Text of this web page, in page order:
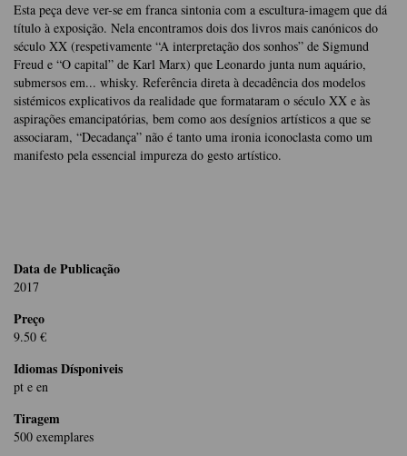
Esta peça deve ver-se em franca sintonia com a escultura-imagem que dá
título à exposição. Nela encontramos dois dos livros mais canónicos do
século XX (respetivamente “A interpretação dos sonhos” de Sigmund
Freud e “O capital” de Karl Marx) que Leonardo junta num aquário,
submersos em... whisky. Referência direta à decadência dos modelos
sistémicos explicativos da realidade que formataram o século XX e às
aspirações emancipatórias, bem como aos desígnios artísticos a que se
associaram, “Decadança” não é tanto uma ironia iconoclasta como um
manifesto pela essencial impureza do gesto artístico.
Data de Publicação
2017
Preço
9.50 €
Idiomas Dísponiveis
pt e en
Tiragem
500 exemplares